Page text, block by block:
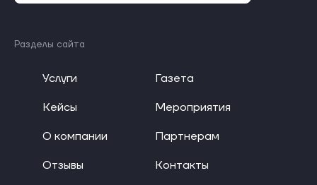
Разделы сайта
Услуги
Кейсы
О компании
Отзывы
Газета
Мероприятия
Партнерам
Контакты